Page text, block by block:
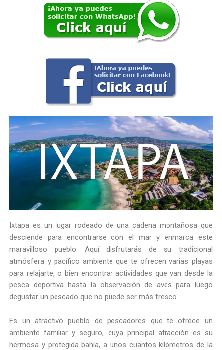
Ixtapa es un lugar rodeado de una cadena montañosa que
desciende para encontrarse con el mar y enmarca este
maravilloso pueblo. Aquí disfrutarás de su tradicional
atmósfera y pacífico ambiente que te ofrecen varias playas
para relajarte, o bien encontrar actividades que van desde la
pesca deportiva hasta la observación de aves para luego
degustar un pescado que no puede ser más fresco.
Es un atractivo pueblo de pescadores que te ofrece un
ambiente familiar y seguro, cuya principal atracción es su
hermosa y protegida bahía, a unos cuantos kilómetros de la